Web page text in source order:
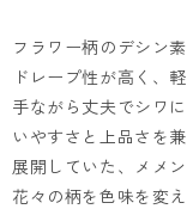
フラワー柄のデシン
ドレープ性が高く、
手ながら丈夫でシワ
いやすさと上品さを
展開していた、メメ
花々の柄を色味を変